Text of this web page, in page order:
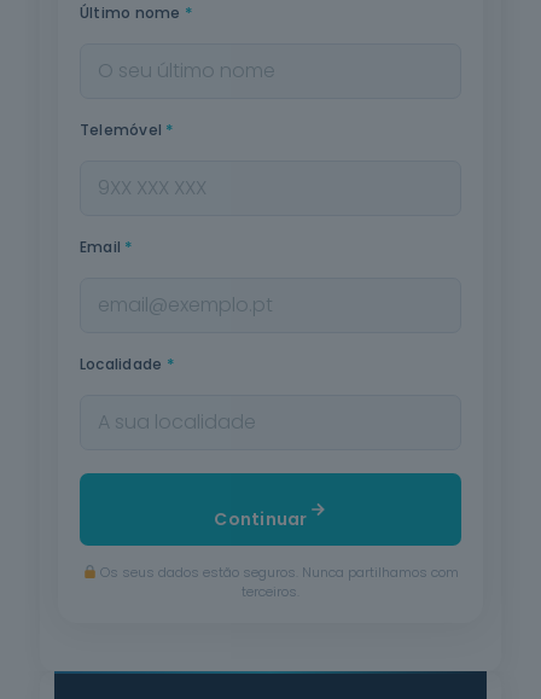
Último nome *
Telemóvel *
Email *
Localidade *
Continuar
Os seus dados estão seguros. Nunca partilhamos com
terceiros.